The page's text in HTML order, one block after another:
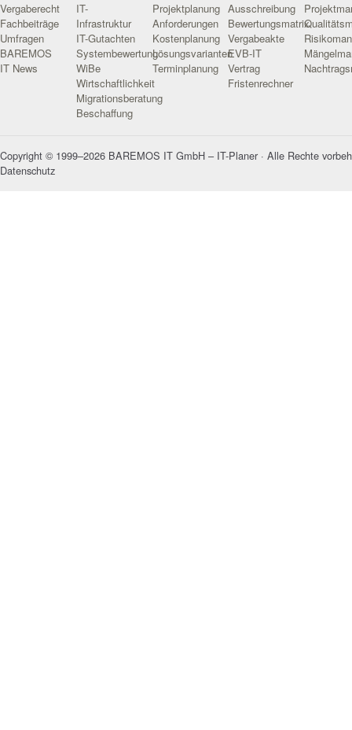
Vergaberecht
Fachbeiträge
Umfragen
BAREMOS
IT News
IT-
Infrastruktur
IT-Gutachten
Systembewertung
WiBe
Wirtschaftlichkeit
Migrationsberatung
Beschaffung
Projektplanung
Anforderungen
Kostenplanung
Lösungsvarianten
Terminplanung
Ausschreibung
Bewertungsmatrix
Vergabeakte
EVB-IT
Vertrag
Fristenrechner
Copyright © 1999–2026 BAREMOS IT GmbH – IT-Planer · Alle Rechte
Datenschutz